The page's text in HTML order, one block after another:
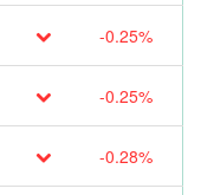
-0.25%
-0.25%
-0.28%